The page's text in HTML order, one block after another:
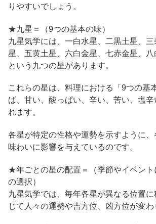
りやすいでしょう。
★九星＝（9つの基本の味）
九星気学には、一白水星、二黒土星、
星、五黄土星、六白金星、七赤金星、
という九つの星があります。
これらの星は、料理における「9つの基
ば、甘い、酸っぱい、辛い、苦い、塩
れます。
各星が特定の性格や運勢を示すように
味わいに影響を与えているのです。
★年ごとの星の配置＝（季節やイベント
の選択）
九星気学では、毎年各星が異なる位置
じて人々の運勢や吉方位、凶方位が変わ